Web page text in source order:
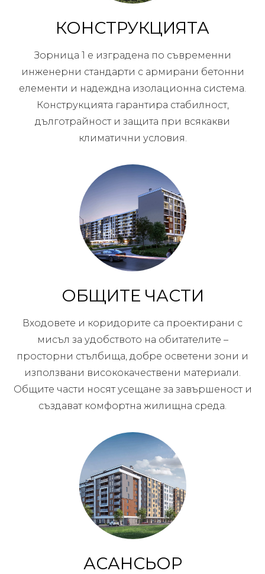
КОНСТРУКЦИЯТА
Зорница 1 е изградена по съвременни
инженерни стандарти с армирани бетонни
елементи и надеждна изолационна система.
Конструкцията гарантира стабилност,
дълготрайност и защита при всякакви
климатични условия.
ОБЩИТЕ ЧАСТИ
Входовете и коридорите са проектирани с
мисъл за удобството на обитателите –
просторни стълбища, добре осветени зони и
използвани висококачествени материали.
Общите части носят усещане за завършеност и
създават комфортна жилищна среда.
АСАНСЬОР